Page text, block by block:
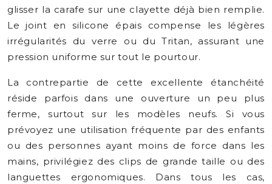
glisser la carafe sur une clayette déjà bien remplie.
Le joint en silicone épais compense les légères
irrégularités du verre ou du Tritan, assurant une
pression uniforme sur tout le pourtour.
La contrepartie de cette excellente étanchéité
réside parfois dans une ouverture un peu plus
ferme, surtout sur les modèles neufs. Si vous
prévoyez une utilisation fréquente par des enfants
ou des personnes ayant moins de force dans les
mains, privilégiez des clips de grande taille ou des
languettes ergonomiques. Dans tous les cas,